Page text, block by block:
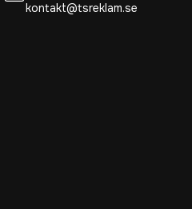
kontakt@tsreklam.se